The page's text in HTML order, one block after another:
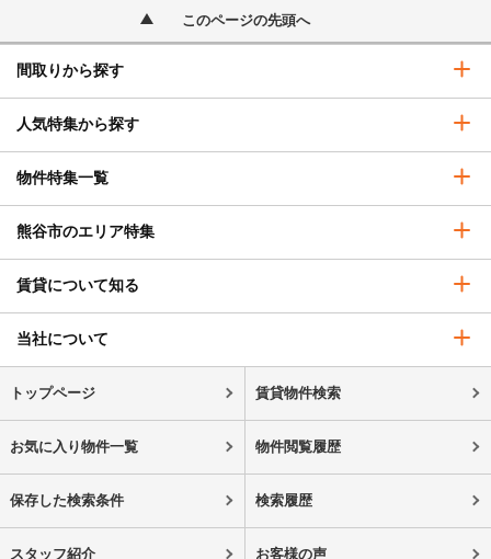
このページの先頭へ
間取りから探す
人気特集から探す
物件特集一覧
熊谷市のエリア特集
賃貸について知る
当社について
トップページ 賃貸物件検索
お気に入り物件一覧 物件閲覧履歴
保存した検索条件 検索履歴
スタッフ紹介 お客様の声